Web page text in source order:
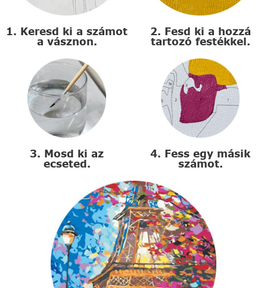
1. Keresd ki a számot
a vásznon.
2. Fesd ki a hozzá
tartozó festékkel.
3. Mosd ki az
ecseted.
4. Fess egy másik
számot.